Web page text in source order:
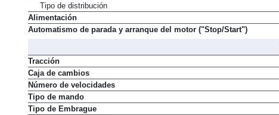
Tipo de distribución
Alimentación
Automatismo de parada y arranque del motor ("Stop/Start")
Tracción
Caja de cambios
Número de velocidades
Tipo de mando
Tipo de Embrague